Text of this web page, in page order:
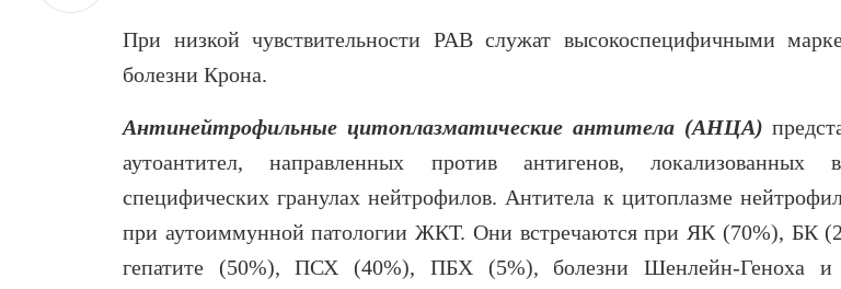
При низкой чувствительности PAB служат высокоспецифичными
болезни Крона.
Антинейтрофильные цитоплазматические антитела (АНЦА)
аутоантител, направленных против антигенов,
специфических гранулах нейтрофилов. Антитела к цитоплазме
при аутоиммунной патологии ЖКТ. Они встречаются при ЯК (70%), БК
гепатите (50%), ПСХ (40%), ПБХ (5%), болезни Шенлейн-Геноха и